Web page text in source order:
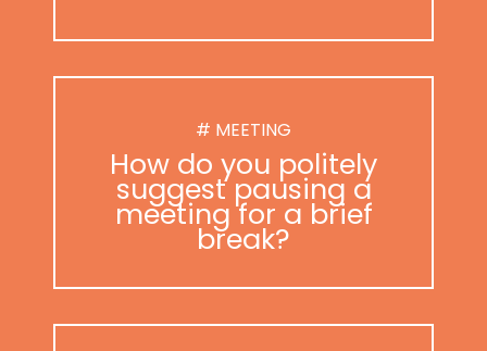
# MEETING
How do you politely
suggest pausing a
meeting for a brief
break?